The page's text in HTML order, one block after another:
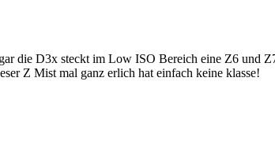
die D3x steckt im Low ISO Bereich eine Z6 und
Z Mist mal ganz erlich hat einfach keine klasse!